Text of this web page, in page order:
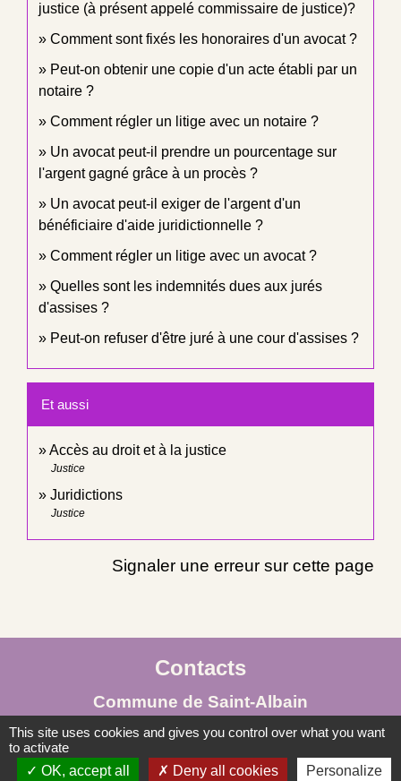
justice (à présent appelé commissaire de justice)?
Comment sont fixés les honoraires d'un avocat ?
Peut-on obtenir une copie d'un acte établi par un
notaire ?
Comment régler un litige avec un notaire ?
Un avocat peut-il prendre un pourcentage sur
l'argent gagné grâce à un procès ?
Un avocat peut-il exiger de l'argent d'un
bénéficiaire d'aide juridictionnelle ?
Comment régler un litige avec un avocat ?
Quelles sont les indemnités dues aux jurés
d'assises ?
Peut-on refuser d'être juré à une cour d'assises ?
Et aussi
Accès au droit et à la justice
Justice
Juridictions
Justice
Signaler une erreur sur cette page
Contacts
Commune de Saint-Albain
Place de la Mairie
This site uses cookies and gives you control over what you want
to activate
OK, accept all
Deny all cookies Personalize